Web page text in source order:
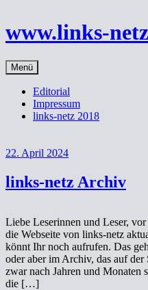
springen
www.links-
Menü
Editorial
Impressum
links-netz 2018
links-netz Archiv
22. April 2024
Liebe Leserinnen und Leser,
die Webseite von links-netz
könnt Ihr noch aufrufen. Das
oder aber im Archiv, das auf der
zwar nach Jahren und Monaten
die […]